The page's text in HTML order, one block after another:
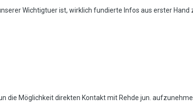
Wichtigtuer ist, wirklich fundierte Infos aus erster Hand
die Möglichkeit direkten Kontakt mit Rehde jun.